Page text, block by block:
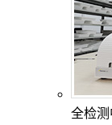
全检